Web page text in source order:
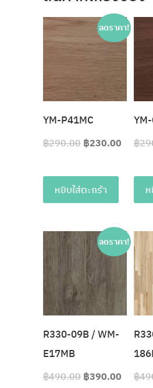
ลดราคา!
YM-P41MC
฿290.00 ฿230.00
หยิบใส่ตะกร้า
฿
ลดราคา!
R330-09B / WM-
E17MB
฿490.00 ฿390.00 ฿